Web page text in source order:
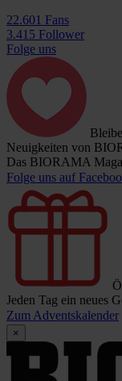
22.601 Fans
3.415 Follower
Folge uns
Neuigkeiten von
Das BIORAMA
Folge uns auf
Jeden Tag ein neues
Zum Adventskalender
×